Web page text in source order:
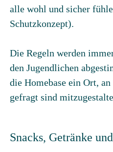
alle wohl und sicher
Schutzkonzept).
Die Regeln werden
den Jugendlichen
die Homebase ein Ort,
gefragt sind
Snacks, Getränke